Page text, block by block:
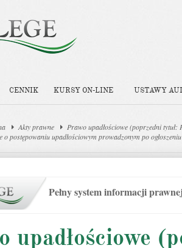
CENNIK KURSY ON-LINE USTAWY
Akty prawne Prawo upadłościowe (poprzedni
o postępowaniu upadłościowym prowadzonym po
Pełny system informacji
upadłościowe